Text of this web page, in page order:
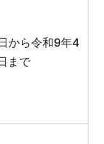
から令和9年4
まで